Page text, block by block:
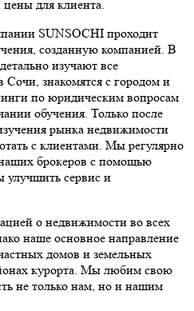
цены для клиента.
SUNSOCHI проходит
созданную компанией. В
изучают все
Сочи, знакомятся с городом и
по юридическим вопросам
обучения. Только после
рынка недвижимости
с клиентами. Мы регулярно
брокеров с помощью
улучшить сервис и
о недвижимости во всех
наше основное направление
домов и земельных
курорта. Мы любим свою
не только нам, но и нашим